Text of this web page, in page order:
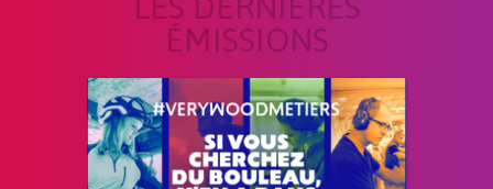
ÉMISSIONS